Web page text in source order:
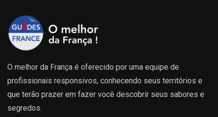
O melhor da França é oferecido por uma equipe de
profissionais responsivos, conhecendo seus territórios e
que terão prazer em fazer você descobrir seus sabores e
segredos.